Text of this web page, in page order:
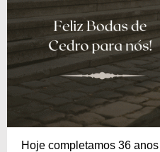
Hoje completamos 36